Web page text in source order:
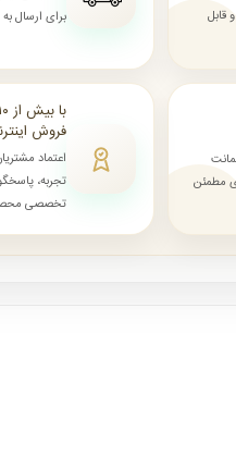
برای ارسال
مطمئن
فروش
اعتماد
تجربه،
تخصصی